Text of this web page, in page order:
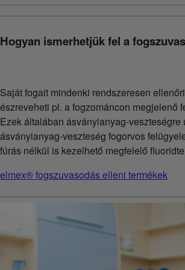
Hogyan ismerhetjük fel a
Saját fogait mindenki rendszeresen
észreveheti pl. a fogzománcon megjelenő
Ezek általában ásványianyag-veszteségre
ásványianyag-veszteség fogorvos
fúrás nélkül is kezelhető megfelelő
elmex® fogszuvasodás elleni termékek